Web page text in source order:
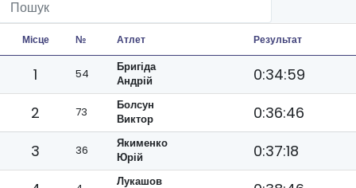
Місце № Атлет Результат
1 54
Бригіда
Андрій
0:34:59
2
73
Болсун
Виктор
0:36:46
3
36
Якименко
Юрій
0:37:18
Лукашов